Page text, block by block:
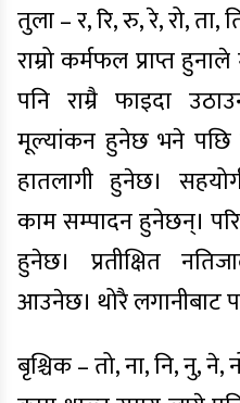
तुला – र, रि, रु, रे, रो, ता,
राम्रो कर्मफल प्राप्त
पनि राम्रै फाइदा
मूल्यांकन हुनेछ भने पछि
हातलागी हुनेछ।
काम सम्पादन हुनेछन्।
हुनेछ। प्रतीक्षित
आउनेछ। थोरै लगानीबाट
बृश्चिक – तो, ना, नि, नु, ने,